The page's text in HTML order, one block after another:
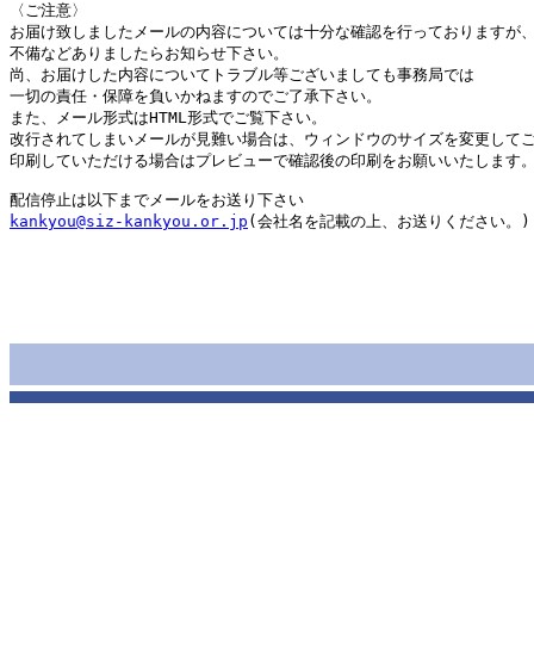
〈ご注意〉
お届け致しましたメールの内容については十分な確認を行っておりますが
不備などありましたらお知らせ下さい。
尚、お届けした内容についてトラブル等ございましても事務局では
一切の責任・保障を負いかねますのでご了承下さい。
また、メール形式はHTML形式でご覧下さい。
改行されてしまいメールが見難い場合は、ウィンドウのサイズを変更して
印刷していただける場合はプレビューで確認後の印刷をお願いいたします
配信停止は以下までメールをお送り下さい
kankyou@siz-kankyou.or.jp (会社名を記載の上、お送りください